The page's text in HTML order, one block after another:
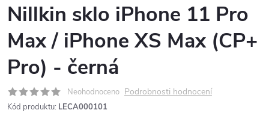
Nillkin sklo iPhone 11 Pro
Max / iPhone XS Max (CP+
Pro) - černá
Neohodnoceno Podrobnosti hodnocení
Kód produktu: LECA000101